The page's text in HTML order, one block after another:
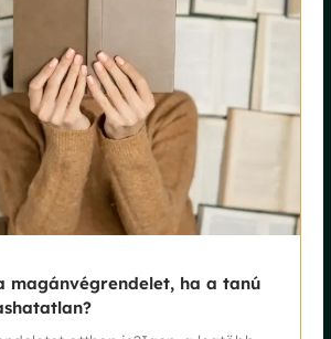
magánvégrendelet, ha a tanú